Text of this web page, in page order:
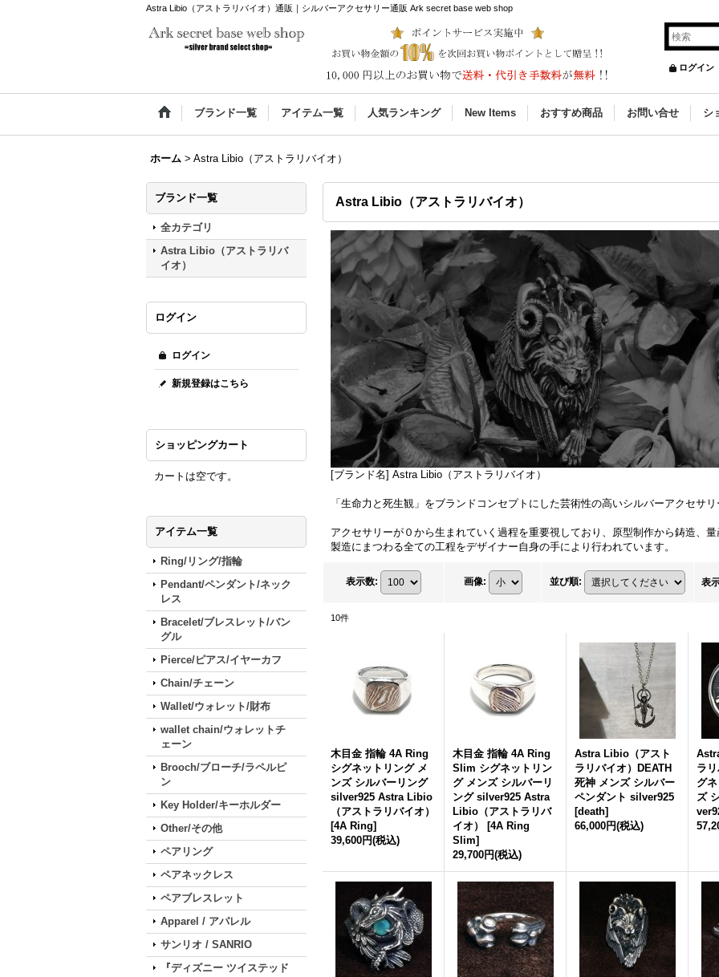
Astra Libio（アストラリバイオ）通販｜シルバーアクセサリー通販 Ark secret base web shop
ログイン
ブランド一覧 アイテム一覧 人気ランキング New Items おすすめ商品 お問い合せ シ
ホーム > Astra Libio（アストラリバイオ）
ブランド一覧
全カテゴリ
Astra Libio（アストラリバ
イオ）
ログイン
ログイン
新規登録はこちら
ショッピングカート
カートは空です。
アイテム一覧
Ring/リング/指輪
Pendant/ペンダント/ネック
レス
Bracelet/ブレスレット/バン
グル
Pierce/ピアス/イヤーカフ
Chain/チェーン
Wallet/ウォレット/財布
wallet chain/ウォレットチ
ェーン
Brooch/ブローチ/ラペルピ
ン
Key Holder/キーホルダー
Other/その他
ペアリング
ペアネックレス
ペアブレスレット
Apparel / アパレル
サンリオ / SANRIO
『ディズニー ツイステッド
Astra Libio（アストラリバイオ）
[ブランド名] Astra Libio（アストラリバイオ）
「生命力と死生観」をブランドコンセプトにした芸術性の高いシルバーアクセサ
アクセサリーが０から生まれていく過程を重要視しており、原型制作から鋳造、
製造にまつわる全ての工程をデザイナー自身の手により行われています。
表示数: 画像: 並び順: 表
10件
木目金 指輪 4A Ring
シグネットリング メ
ンズ シルバーリング
silver925 Astra Libio
（アストラリバイオ）
[4A Ring]
39,600円(税込)
木目金 指輪 4A Ring
Slim シグネットリン
グ メンズ シルバーリ
ング silver925 Astra
Libio（アストラリバ
イオ）
[4A Ring
Slim]
29,700円(税込)
Astra Libio（アスト
ラリバイオ）DEATH
死神 メンズ シルバー
ペンダント silver925
[death]
66,000円(税込)
ラ
グ
ズ